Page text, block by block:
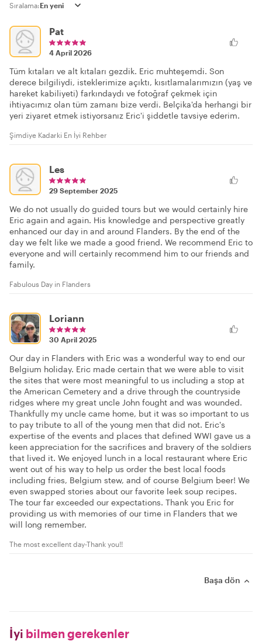
Sıralama:
Pat
4 April 2026
Tüm kıtaları ve alt kıtaları gezdik. Eric muhteşemdi. Son
derece bilgiliydi, isteklerimize açıktı, kısıtlamalarımızın (yaş ve
hareket kabiliyeti) farkındaydı ve fotoğraf çekmek için
ihtiyacımız olan tüm zamanı bize verdi. Belçika'da herhangi bir
yeri ziyaret etmek istiyorsanız Eric'i şiddetle tavsiye ederim.
Şimdiye Kadarki En İyi Rehber
Les
29 September 2025
We do not usually do guided tours but we would certainly hire
Eric again and again. His knowledge and perspective greatly
enhanced our day in and around Flanders. By the end of the
day we felt like we made a good friend. We recommend Eric to
everyone and will certainly recommend him to our friends and
family.
Fabulous Day in Flanders
Loriann
30 April 2025
Our day in Flanders with Eric was a wonderful way to end our
Belgium holiday. Eric made certain that we were able to visit
the sites that were most meaningful to us including a stop at
the American Cemetery and a drive through the countryside
ridges where my great uncle John fought and was wounded.
Thankfully my uncle came home, but it was so important to us
to pay tribute to all of the young men that did not. Eric's
expertise of the events and places that defined WWI gave us a
keen appreciation for the sacrifices and bravery of the soldiers
that lived it. We enjoyed lunch in a local restaurant where Eric
went out of his way to help us order the best local foods
including fries, Belgium stew, and of course Belgium beer! We
even swapped stories about our favorite leek soup recipes.
The tour far exceeded our expectations. Thank you Eric for
providing us with memories of our time in Flanders that we
will long remember.
The most excellent day-Thank you!!
Başa dön
İyi bilmen gerekenler